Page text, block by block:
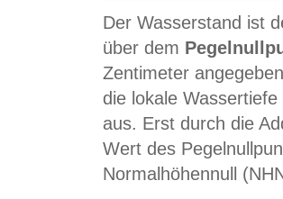
Der Wasserstand ist
über dem
Zentimeter
die lokale
aus. Erst durch die
Wert des
Normalhöhennull